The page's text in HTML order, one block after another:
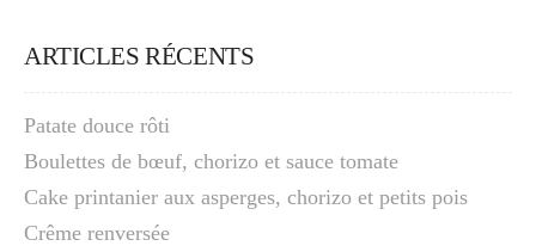
ARTICLES RÉCENTS
Patate douce rôti
Boulettes de bœuf, chorizo et sauce tomate
Cake printanier aux asperges, chorizo et petits pois
Crême renversée